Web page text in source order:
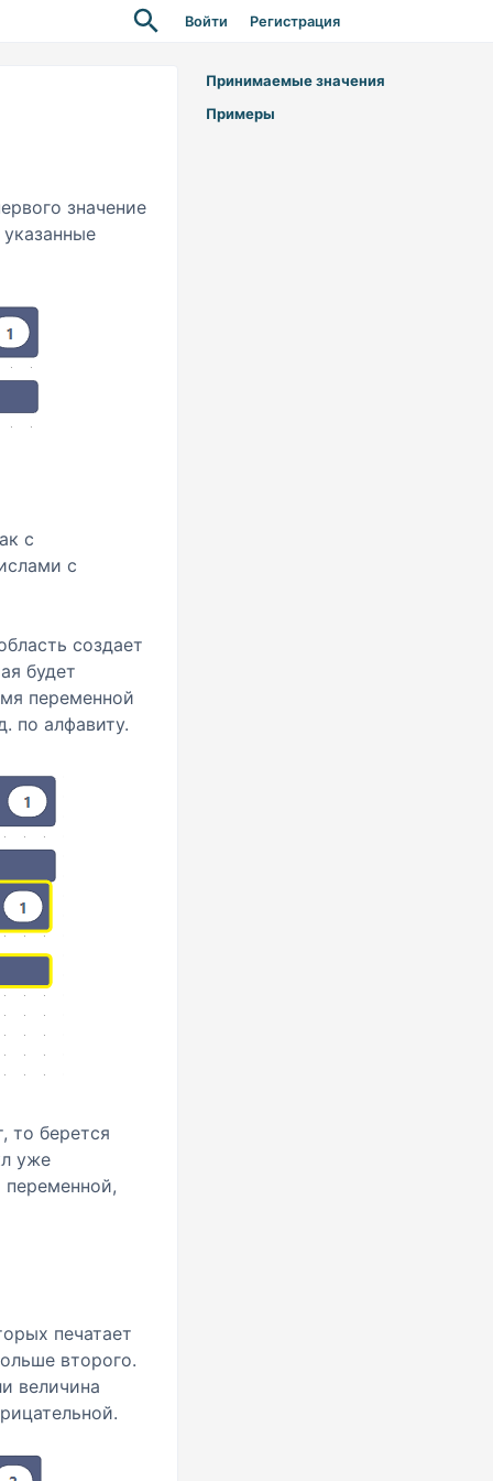
Войти Регистрация
значение
с
с
создает
будет
переменной
по алфавиту.
то берется
уже
печатает
второго.
величина
Принимаемые значения
Примеры